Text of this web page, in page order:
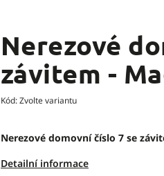
Nerezové
závitem -
Kód:Zvolte variantu
Nerezové domovní číslo 7 se
Detailní informace